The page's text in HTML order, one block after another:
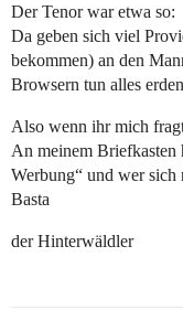
Der Tenor war etwa so:
Da geben sich viel
bekommen) an den
Browsern tun alles
Also wenn ihr mich
An meinem Briefkasten
Werbung“ und wer
Basta
der Hinterwäldler